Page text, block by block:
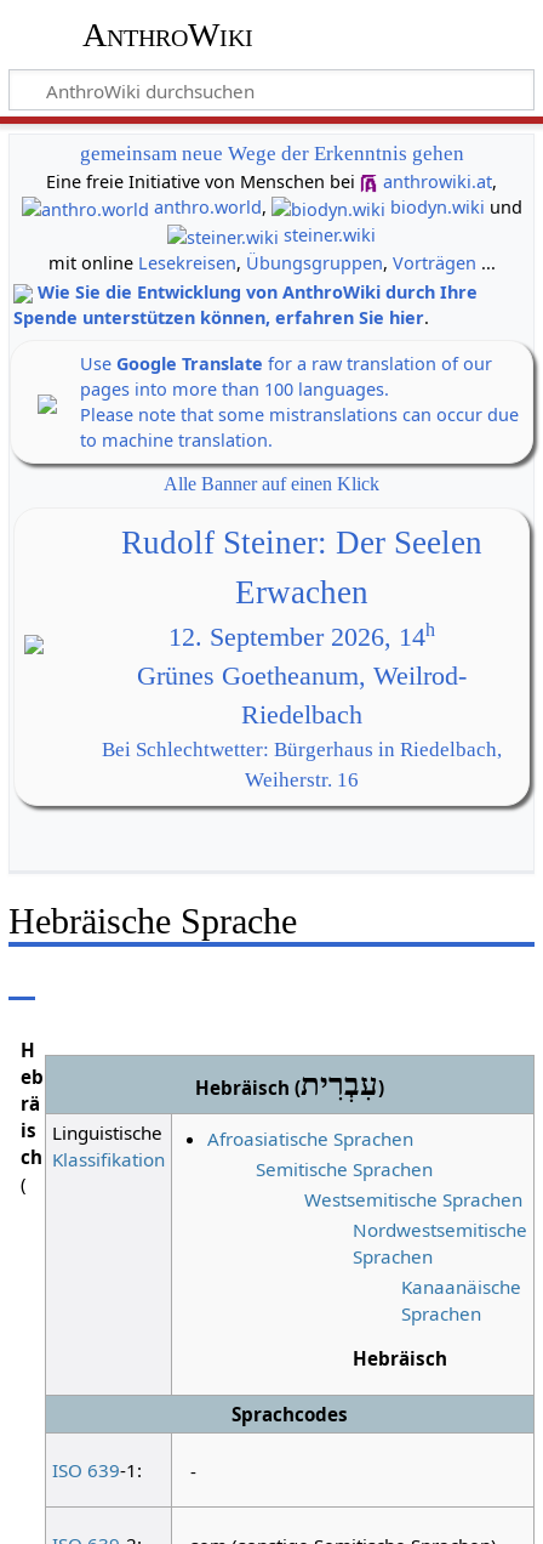
AnthroWiki
gemeinsam neue Wege der Erkenntnis gehen
Eine freie Initiative von Menschen bei
anthrowiki.at,
anthro.world, biodyn.wiki und
steiner.wiki
mit online Lesekreisen, Übungsgruppen, Vorträgen ...
Wie Sie die Entwicklung von AnthroWiki durch Ihre
Spende unterstützen können, erfahren Sie hier.
Use Google Translate for a raw translation of our
pages into more than 100 languages.
Please note that some mistranslations can occur due
to machine translation.
Alle Banner auf einen Klick
Rudolf Steiner: Der Seelen
Erwachen
12. September 2026, 14h
Grünes Goetheanum, Weilrod-
Riedelbach
Bei Schlechtwetter: Bürgerhaus in Riedelbach,
Weiherstr. 16
Hebräische Sprache
Hebräisch (עִבְרִית)
Linguistische
Klassifikation
Afroasiatische Sprachen
Semitische Sprachen
Westsemitische Sprachen
Nordwestsemitische
Sprachen
Kanaanäische
Sprachen
Hebräisch
Sprachcodes
ISO 639-1: -
H
eb
rä
is
ch
(